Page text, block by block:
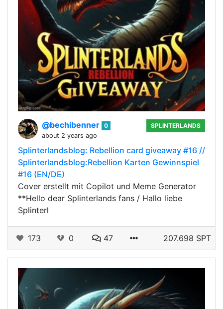
@bechibenner 0
about 2 years ago
SPLINTERLANDS
Splinterlandsblog: Rebellion card giveaway #16 //
Splinterlandsblog:Rebellion Karten Gewinnspiel
#16 (EN/DE)
Cover erstellt mit Copilot und Meme Generator
**Hello dear Splinterlands fans / Hallo liebe
Splinterl
173 0 47 207.698 SPT